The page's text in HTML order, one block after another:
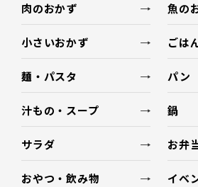
肉のおかず 魚の
小さいおかず ごは
麺・パスタ パン
汁もの・スープ 鍋
サラダ お弁
おやつ・飲み物 イベ